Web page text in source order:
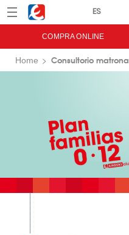
Menú Eroski
COMPRA ONLINE
Home Consultorio matrona